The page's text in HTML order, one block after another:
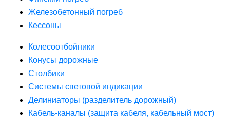
Железобетонный погреб
Кессоны
Колесоотбойники
Конусы дорожные
Столбики
Системы световой индикации
Делиниаторы (разделитель дорожный)
Кабель-каналы (защита кабеля, кабельный мост)